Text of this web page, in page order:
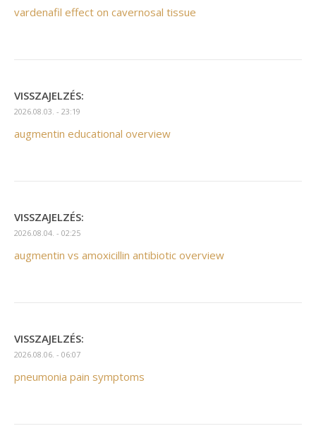
vardenafil effect on cavernosal tissue
VISSZAJELZÉS:
2026.08.03. - 23:19
augmentin educational overview
VISSZAJELZÉS:
2026.08.04. - 02:25
augmentin vs amoxicillin antibiotic overview
VISSZAJELZÉS:
2026.08.06. - 06:07
pneumonia pain symptoms